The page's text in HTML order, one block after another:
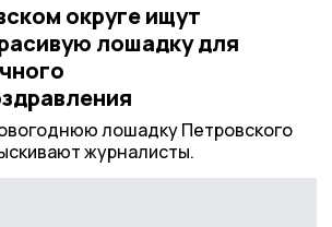
округе ищут
лошадку для
лошадку Петровского
журналисты.